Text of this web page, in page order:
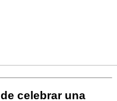
celebrar una